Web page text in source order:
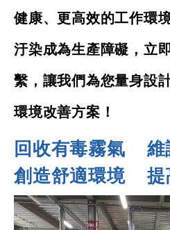
健康、更高效的工作環
汙染成為生產障礙，立
繫，讓我們為您量身設
環境改善方案！
回收有毒霧氣 維
創造舒適環境 提